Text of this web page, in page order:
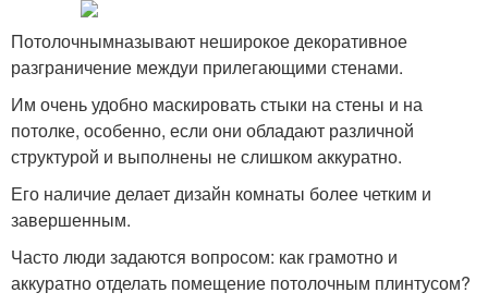
Потолочнымназывают неширокое декоративное
разграничение междуи прилегающими стенами.
Им очень удобно маскировать стыки на стены и на
потолке, особенно, если они обладают различной
структурой и выполнены не слишком аккуратно.
Его наличие делает дизайн комнаты более четким и
завершенным.
Часто люди задаются вопросом: как грамотно и
аккуратно отделать помещение потолочным плинтусом?